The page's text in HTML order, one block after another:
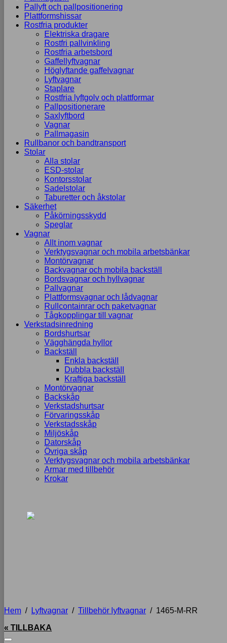
Pallyft och pallpositionering
Plattformshissar
Rostfria produkter
Elektriska dragare
Rostfri pallvinkling
Rostfria arbetsbord
Gaffellyftvagnar
Höglyftande gaffelvagnar
Lyftvagnar
Staplare
Rostfria lyftgolv och plattformar
Pallpositionerare
Saxlyftbord
Vagnar
Pallmagasin
Rullbanor och bandtransport
Stolar
Alla stolar
ESD-stolar
Kontorsstolar
Sadelstolar
Taburetter och åkstolar
Säkerhet
Påkörningsskydd
Speglar
Vagnar
Allt inom vagnar
Verktygsvagnar och mobila arbetsbänkar
Montörvagnar
Backvagnar och mobila backställ
Bordsvagnar och hyllvagnar
Pallvagnar
Plattformsvagnar och lådvagnar
Rullcontainrar och paketvagnar
Tågkopplingar till vagnar
Verkstadsinredning
Bordshurtsar
Vägghängda hyllor
Backställ
Enkla backställ
Dubbla backställ
Kraftiga backställ
Montörvagnar
Backskåp
Verkstadshurtsar
Förvaringsskåp
Verkstadsskåp
Miljöskåp
Datorskåp
Övriga skåp
Verktygsvagnar och mobila arbetsbänkar
Armar med tillbehör
Krokar
Hem / Lyftvagnar / Tillbehör lyftvagnar / 1465-M-RR
« TILLBAKA